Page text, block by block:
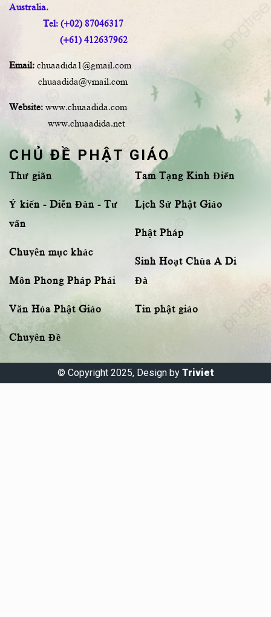
Australia.
Tel: (+02) 87046317
(+61) 412637962
Email: chuaadida1@gmail.com
chuaadida@ymail.com
Website: www.chuaadida.com
www.chuaadida.net
CHỦ ĐỀ PHẬT GIÁO
Thư giãn
Ý kiến - Diễn Đàn - Tư
vấn
Chuyên mục khác
Môn Phong Pháp Phái
Văn Hóa Phật Giáo
Chuyên Đề
Tam Tạng Kinh Điển
Lịch Sử Phật Giáo
Phật Pháp
Sinh Hoạt Chùa A Di
Đà
Tin phật giáo
© Copyright 2025, Design by Triviet